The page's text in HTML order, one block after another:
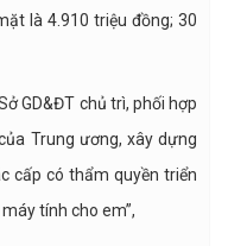
là 4.910 triệu đồng; 30
GD&ĐT chủ trì, phối hợp
Trung ương, xây dựng
cấp có thẩm quyền triển
tính cho em”,